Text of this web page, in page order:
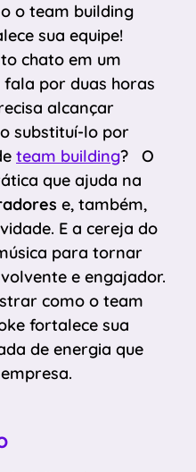
o team building
sua equipe!
chato em um
por duas horas
alcançar
substituí-lo por
team building? O
que ajuda na
e, também,
E a cereja do
para tornar
e engajador.
como o team
fortalece sua
de energia que